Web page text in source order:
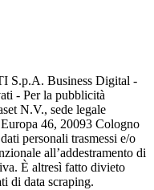
S.p.A. Business Digital -
- Per la pubblicità
N.V., sede legale
46, 20093 Cologno
personali trasmessi e/o
all’addestramento di
È altresì fatto divieto
di data scraping.